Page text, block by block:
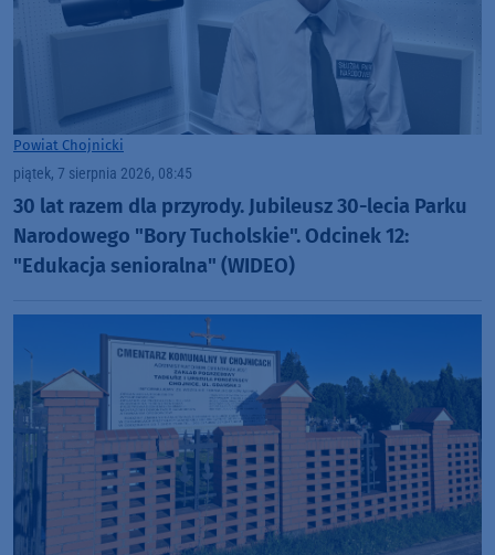
Powiat Chojnicki
piątek, 7 sierpnia 2026, 08:45
30 lat razem dla przyrody. Jubileusz 30-lecia Parku
Narodowego "Bory Tucholskie". Odcinek 12:
"Edukacja senioralna" (WIDEO)